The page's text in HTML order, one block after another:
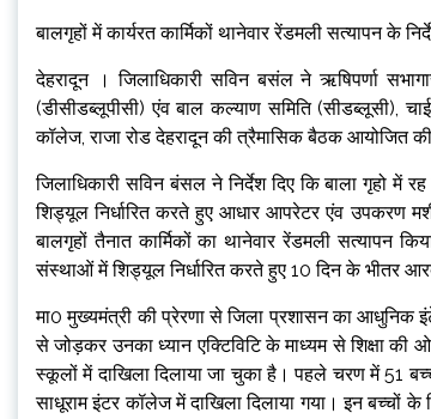
बालगृहों में कार्यरत कार्मिकों थानेवार रेंडमली सत्यापन के
देहरादून । जिलाधिकारी सविन बसंल ने ऋषिपर्णा
(डीसीडब्लूपीसी) एंव बाल कल्याण समिति (सीडब्लूसी),
कॉलेज, राजा रोड देहरादून की त्रैमासिक बैठक आयोजित
जिलाधिकारी सविन बंसल ने निर्देश दिए कि बाला गृहो में
शिड्यूल निर्धारित करते हुए आधार आपरेटर एंव उपकरण
बालगृहों तैनात कार्मिकों का थानेवार रेंडमली सत्यापन
संस्थाओं में शिड्यूल निर्धारित करते हुए 10 दिन के भीतर
मा0 मुख्यमंत्री की प्रेरणा से जिला प्रशासन का आधुनिक
से जोड़कर उनका ध्यान एक्टिविटि के माध्यम से शिक्षा की
स्कूलों में दाखिला दिलाया जा चुका है। पहले चरण में 51
साधूराम इंटर कॉलेज में दाखिला दिलाया गया। इन